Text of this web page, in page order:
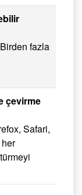
fazla
çevirme
Safari,